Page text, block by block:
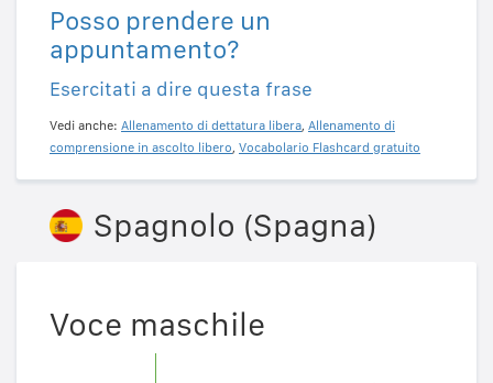
Posso prendere un
appuntamento?
Esercitati a dire questa frase
Vedi anche: Allenamento di dettatura libera, Allenamento di
comprensione in ascolto libero, Vocabolario Flashcard gratuito
Spagnolo (Spagna)
Voce maschile